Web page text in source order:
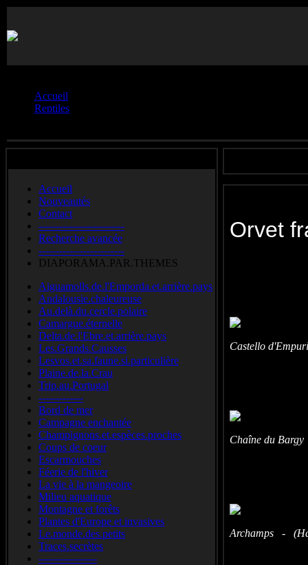
Accueil
Reptiles
Accueil
Nouveautés
Contact
-------------------------
Recherche avancée
-------------------------
DIAPORAMA.PAR.THEMES
Aiguamolls.de.l'Emporda.et.arrière.pays
Andalousie.chaleureuse
Au.delà.du.cercle.polaire
Camargue.éternelle
Delta.de.l'Ebre.et.arrière.pays
Les.Grands.Causses
Lesvos.et.sa.faune.si.particulière
Plaine.de.la.Crau
Trip.au.Portugal
-------------
Bord de mer
Campagne enchantée
Champignons.et.espèces.proches
Coups de coeur
Escarmouches
Féerie de l'hiver
La vie à la mangeoire
Milieu aquatique
Montagne et forêts
Plantes d'Europe et invasives
Le.monde.des.petits
Traces.secrètes
-----------------
Orvet
Castello
Chaîne du
Archamps -